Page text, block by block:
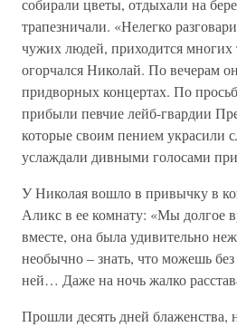
собирали цветы, отдыхали на
трапезничали. «Нелегко
чужих людей, приходится многих
огорчался Николай. По вечерам
придворных концертах. По
прибыли певчие лейб-гвардии
которые своим пением украсили
услаждали дивными голосами
У Николая вошло в привычку в
Аликс в ее комнату: «Мы долгое
вместе, она была удивительно
необычно – знать, что можешь
ней… Даже на ночь жалко
Прошли десять дней блаженства,